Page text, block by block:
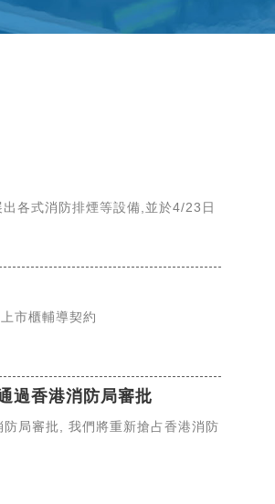
各式消防排煙等設備,並於4/23日
市櫃輔導契約
過香港消防局審批
局審批, 我們將重新搶占香港消防